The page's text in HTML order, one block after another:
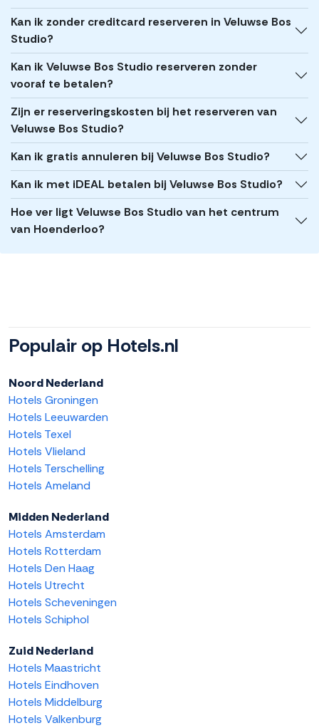
Kan ik zonder creditcard reserveren in Veluwse Bos
Studio?
Kan ik Veluwse Bos Studio reserveren zonder
vooraf te betalen?
Zijn er reserveringskosten bij het reserveren van
Veluwse Bos Studio?
Kan ik gratis annuleren bij Veluwse Bos Studio?
Kan ik met iDEAL betalen bij Veluwse Bos Studio?
Hoe ver ligt Veluwse Bos Studio van het centrum
van Hoenderloo?
Populair op Hotels.nl
Noord Nederland
Hotels Groningen
Hotels Leeuwarden
Hotels Texel
Hotels Vlieland
Hotels Terschelling
Hotels Ameland
Midden Nederland
Hotels Amsterdam
Hotels Rotterdam
Hotels Den Haag
Hotels Utrecht
Hotels Scheveningen
Hotels Schiphol
Zuid Nederland
Hotels Maastricht
Hotels Eindhoven
Hotels Middelburg
Hotels Valkenburg